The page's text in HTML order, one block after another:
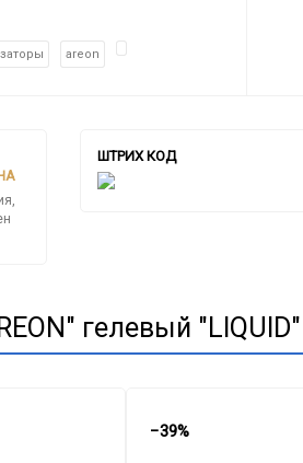
areon
ШТРИХ КОД
гелевый
−39%